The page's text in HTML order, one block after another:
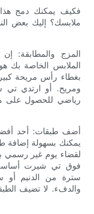
فكيف يمكنك دمج هذا
ملابسك؟ إليك بعض
الملابس الخاصة بك
بغطاء رأس مريحة
ومريح. أو ارتدي تي
رياضي للحصول على
يمكنك بسهولة إضافة
لقضاء يوم غير رسمي
فوق تي شيرت أساسي
سترة من الدنيم أو
والدفء. لا تضيف